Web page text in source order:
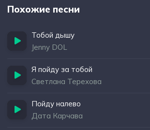
Похожие песни
Тобой дышу
Jenny DOL
Я пойду за тобой
Светлана Терехова
Пойду налево
Дата Карчава